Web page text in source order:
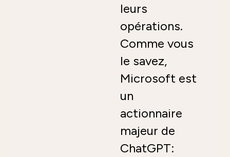
leurs
opérations.
Comme vous
le savez,
Microsoft est
un
actionnaire
majeur de
ChatGPT: